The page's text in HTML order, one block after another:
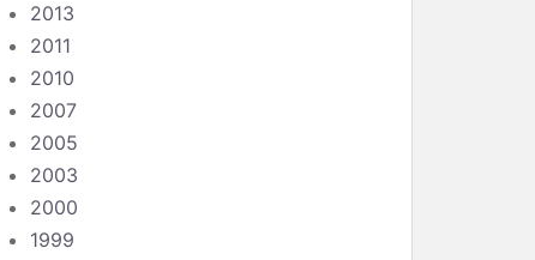
2013
2011
2010
2007
2005
2003
2000
1999